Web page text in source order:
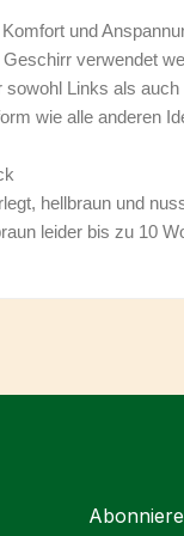
und
verwendet
Links als
wie alle anderen
hellbraun und
leider bis zu 10